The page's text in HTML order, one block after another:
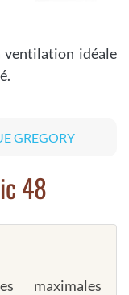
ventilation idéale
GREGORY
48
maximales